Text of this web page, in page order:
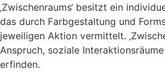
‚Zwischenraums‘ besitzt ein
das durch Farbgestaltung und
jeweiligen Aktion vermittelt.
Anspruch, soziale
erfinden.